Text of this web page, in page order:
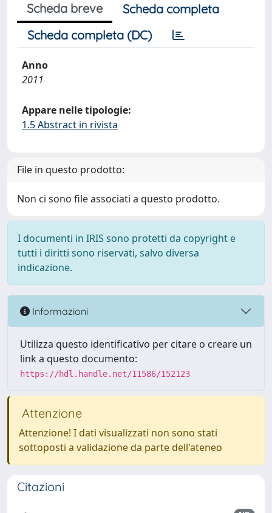
Scheda breve
Scheda completa
Scheda completa (DC)
Anno
2011
Appare nelle tipologie:
1.5 Abstract in rivista
File in questo prodotto:
Non ci sono file associati a questo prodotto.
I documenti in IRIS sono protetti da copyright e
tutti i diritti sono riservati, salvo diversa
indicazione.
Informazioni
Utilizza questo identificativo per citare o creare un
link a questo documento:
https://hdl.handle.net/11586/152123
Attenzione
Attenzione! I dati visualizzati non sono stati
sottoposti a validazione da parte dell'ateneo
Citazioni